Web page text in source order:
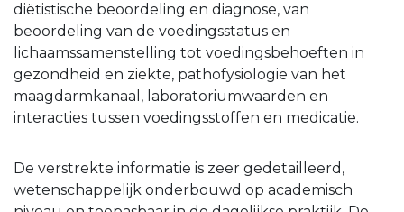
diëtistische beoordeling en diagnose, van
beoordeling van de voedingsstatus en
lichaamssamenstelling tot voedingsbehoeften in
gezondheid en ziekte, pathofysiologie van het
maagdarmkanaal, laboratoriumwaarden en
interacties tussen voedingsstoffen en medicatie.
De verstrekte informatie is zeer gedetailleerd,
wetenschappelijk onderbouwd op academisch